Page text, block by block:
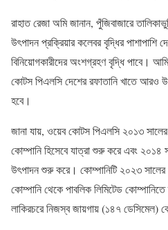
রাহাত রেজা অমি জানান, পুঁজিবাজারে
উৎপাদন প্রক্রিয়ার কলেবর বৃদ্ধির পাশাপাশি
বিনিয়োগকারীদের অংশগ্রহণ বৃদ্ধি পাবে।
কোটস পিএলসি দেশের রফাতানি খাতে আরও
হবে।
জানা যায়, ওয়েব কোটস পিএলসি ২০১৩
কোম্পানি হিসেবে যাত্রা শুরু করে এবং ২০১৪
উৎপাদন শুরু করে। কোম্পানিটি ২০২৩ সালের
কোম্পানি থেকে পাবলিক লিমিটেড
লাকিরচরে নিজস্ব জায়গায় (১৪৭ ডেসিমেল)